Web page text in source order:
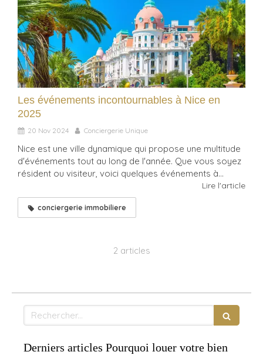
Les événements incontournables à Nice en
2025
20 Nov 2024 Conciergerie Unique
Nice est une ville dynamique qui propose une multitude
d'événements tout au long de l'année. Que vous soyez
résident ou visiteur, voici quelques événements à...
Lire l'article
conciergerie immobiliere
2 articles
Rechercher
Derniers articles Pourquoi louer votre bien